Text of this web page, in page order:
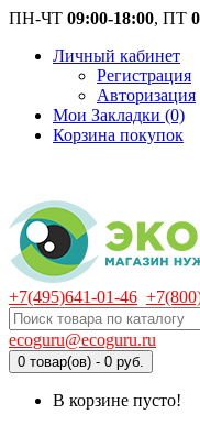
ПН-ЧТ 09:00-18:00, ПТ
Личный кабинет
Регистрация
Авторизация
Мои Закладки (0)
Корзина покупок
+7(495)641-01-46
ecoguru@ecoguru.ru
0 товар(ов) - 0 руб.
В корзине пусто!